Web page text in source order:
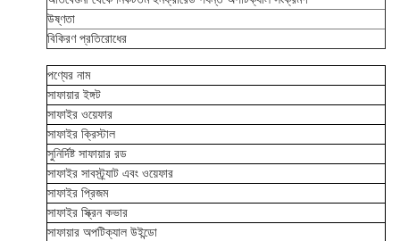
উষ্ণতা
বিকিরণ প্রতিরোধের
পণ্যের নাম
সাফায়ার ইঙ্গট
সাফাইর ওয়েফার
সাফাইর ক্রিস্টাল
সুনির্দিষ্ট সাফায়ার রড
সাফাইর সাবস্ট্র্যাট এবং ওয়েফার
সাফাইর প্রিজম
সাফাইর স্ক্রিন কভার
সাফায়ার অপটিক্যাল উইন্ডো